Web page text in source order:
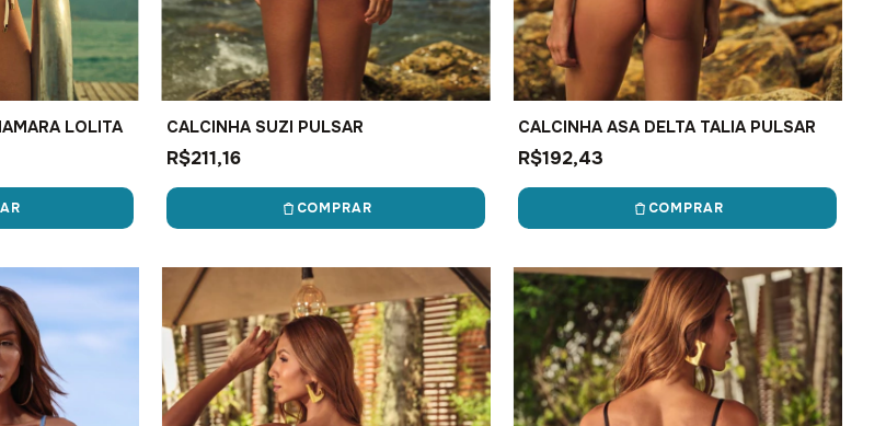
LOLITA CALCINHA SUZI PULSAR
R$211,16
COMPRAR
CALCINHA ASA DELTA TALIA PULSAR
R$192,43
COMPRAR